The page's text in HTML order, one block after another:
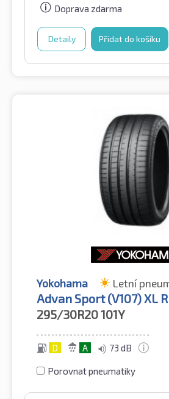
Doprava zdarma
Detaily Přidat do košíku
Yokohama Letní
Advan Sport (V107) XL
295/30R20101Y
D A 73 dB
Porovnat pneumatiky